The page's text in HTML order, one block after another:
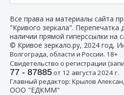
Все права на материалы сайта
"Кривого зеркала". Перепечатка
наличии прямой гиперссылки на
© Кривое зеркало.ру, 2024 год, И
Волгограда, области и России. 18+
Свидетельство о регистрации
77 - 87885от 12 августа 2024 г.
Главный редактор: Крылов
ООО "ЕДКММ"